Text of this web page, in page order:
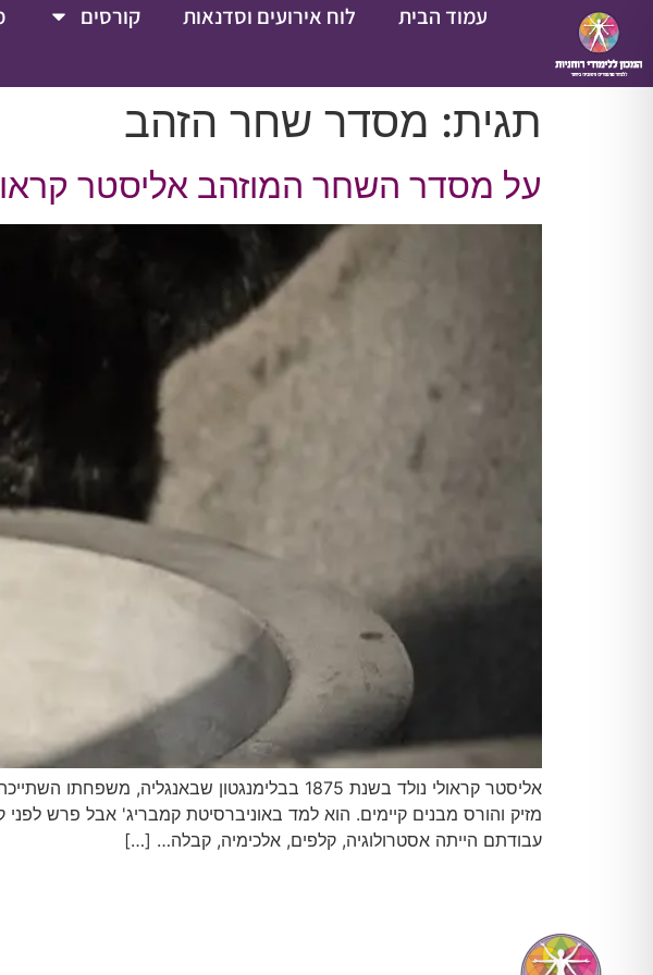
עמוד הבית לוח אירועים וסדנאות קורסים
תגית: מסדר שחר הזהב
על מסדר השחר המוזהב אליסטר
אליסטר קראולי נולד בשנת 1875 בבלימנגטון
מזיק והורס מבנים קיימים. הוא למד באוניברסיטת קמבריג' אבל פרש
עבודתם הייתה אסטרולוגיה, קלפים, אלכימיה, קבלה… […]